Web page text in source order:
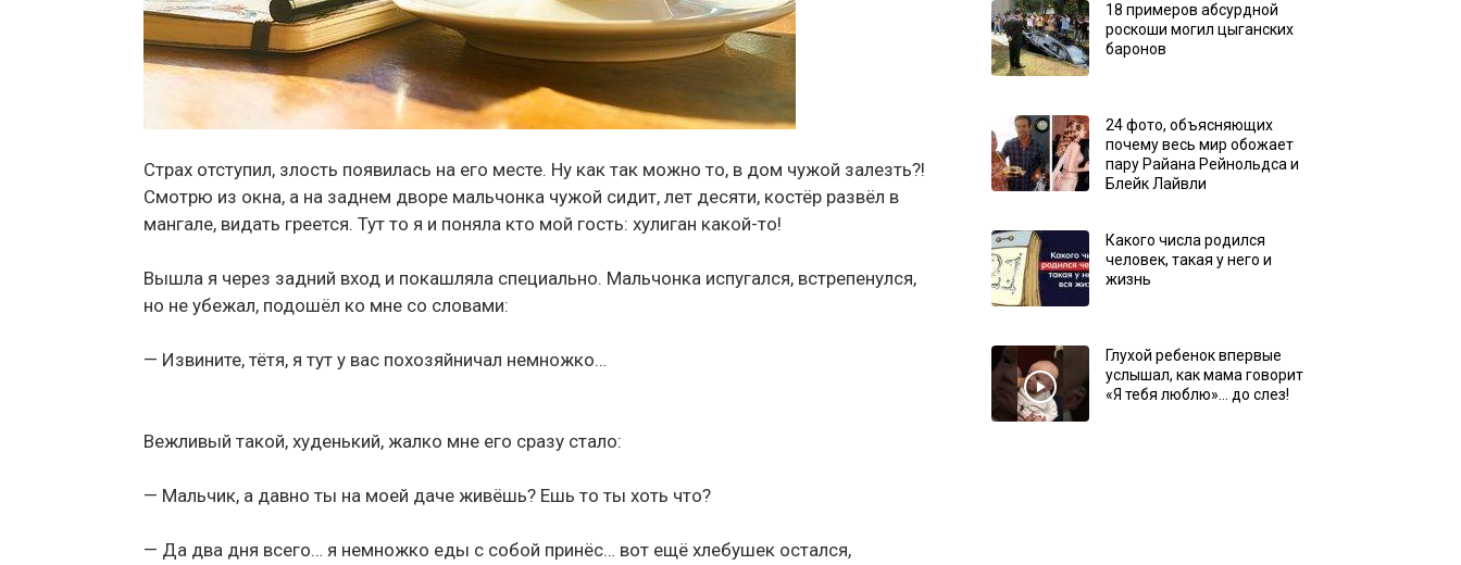
Страх отступил, злость появилась на его месте. Ну как так можно то, в дом чужой залезть?!
Смотрю из окна, а на заднем дворе мальчонка чужой сидит, лет десяти, костёр развёл в
мангале, видать греется. Тут то я и поняла кто мой гость: хулиган какой-то!
Вышла я через задний вход и покашляла специально. Мальчонка испугался, встрепенулся,
но не убежал, подошёл ко мне со словами:
— Извините, тётя, я тут у вас похозяйничал немножко…
Вежливый такой, худенький, жалко мне его сразу стало:
— Мальчик, а давно ты на моей даче живёшь? Ешь то ты хоть что?
— Да два дня всего… я немножко еды с собой принёс… вот ещё хлебушек остался,
18 примеров абсурдной
роскоши могил цыганских
баронов
24 фото, объясняющих
почему весь мир обожает
пару Райана Рейнольдса и
Блейк Лайвли
Какого числа родился
человек, такая у него и
жизнь
Глухой ребенок впервые
услышал, как мама говорит
«Я тебя люблю»… до слез!